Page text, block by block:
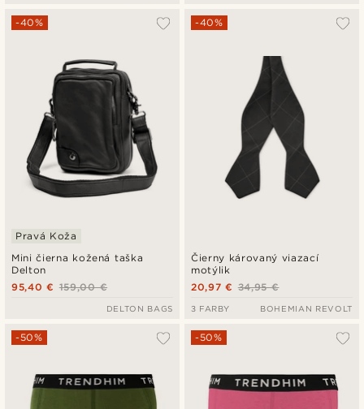
Mini čierna kožená taška
Delton
-40%
Pravá Koža
159,00 €
95,40 €
DELTON BAGS
Čierny károvaný viazací
motýlik
-40%
34,95 €
20,97 €
3 FARBY BOHEMIAN REVOLT
-50% -50%